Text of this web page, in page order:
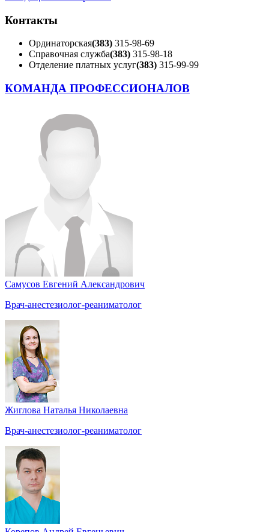
Контакты
Ординаторская(383) 315-98-69
Справочная служба(383) 315-98-18
Отделение платных услуг(383) 315-99-99
КОМАНДА ПРОФЕССИОНАЛОВ
Самусов Евгений Александрович
Врач-анестезиолог-реаниматолог
Жиглова Наталья Николаевна
Врач-анестезиолог-реаниматолог